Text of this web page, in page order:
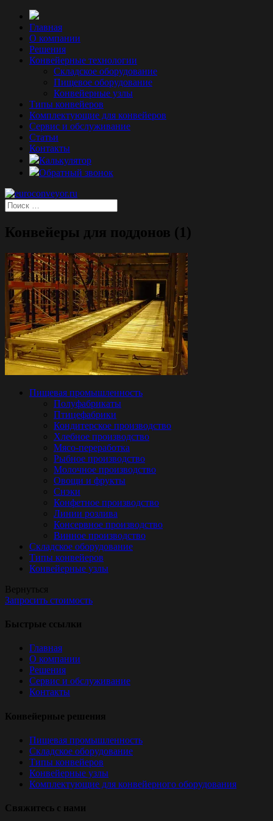
Главная
О компании
Решения
Конвейерные технологии
Складское оборудование
Пищевое оборудование
Конвейерные узлы
Типы конвейеров
Комплектующие для конвейеров
Сервис и обслуживание
Статьи
Контакты
Калькулятор
Обратный звонок
Конвейеры для поддонов (1)
Пищевая промышленность
Полуфабрикаты
Птицефабрики
Кондитерское производство
Хлебное производство
Мясо-переработка
Рыбное производство
Молочное производство
Овощи и фрукты
Снэки
Конфетное производство
Линии розлива
Консервное производство
Винное производство
Складское оборудование
Типы конвейеров
Конвейерные узлы
Вернуться
Запросить стоимость
Быстрые ссылки
Главная
О компании
Решения
Сервис и обслуживание
Контакты
Конвейерные решения
Пищевая промышленность
Складское оборудование
Типы конвейеров
Конвейерные узлы
Комплектующие для конвейерного оборудования
Свяжитесь с нами